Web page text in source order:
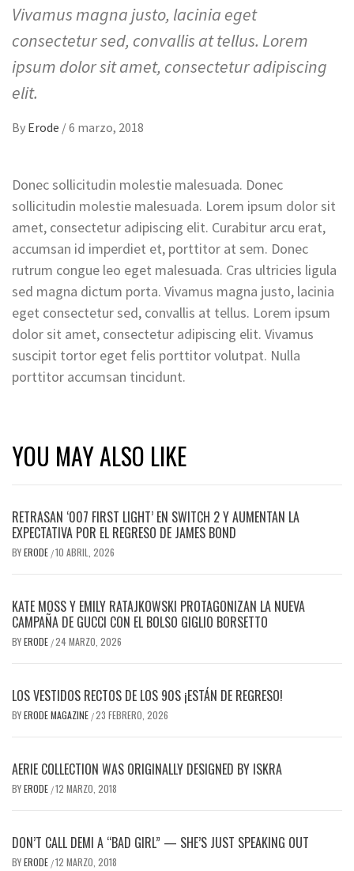
Vivamus magna justo, lacinia eget
consectetur sed, convallis at tellus. Lorem
ipsum dolor sit amet, consectetur adipiscing
elit.
By Erode /6 marzo, 2018
Donec sollicitudin molestie malesuada. Donec
sollicitudin molestie malesuada. Lorem ipsum dolor sit
amet, consectetur adipiscing elit. Curabitur arcu erat,
accumsan id imperdiet et, porttitor at sem. Donec
rutrum congue leo eget malesuada. Cras ultricies ligula
sed magna dictum porta. Vivamus magna justo, lacinia
eget consectetur sed, convallis at tellus. Lorem ipsum
dolor sit amet, consectetur adipiscing elit. Vivamus
suscipit tortor eget felis porttitor volutpat. Nulla
porttitor accumsan tincidunt.
YOU MAY ALSO LIKE
RETRASAN ‘007 FIRST LIGHT’ EN SWITCH 2 Y AUMENTAN LA
EXPECTATIVA POR EL REGRESO DE JAMES BOND
BYERODE /10 ABRIL, 2026
KATE MOSS Y EMILY RATAJKOWSKI PROTAGONIZAN LA NUEVA
CAMPAÑA DE GUCCI CON EL BOLSO GIGLIO BORSETTO
BYERODE /24 MARZO, 2026
LOS VESTIDOS RECTOS DE LOS 90S ¡ESTÁN DE REGRESO!
BYERODE MAGAZINE /23 FEBRERO, 2026
AERIE COLLECTION WAS ORIGINALLY DESIGNED BY ISKRA
BYERODE /12 MARZO, 2018
DON’T CALL DEMI A “BAD GIRL” — SHE’S JUST SPEAKING OUT
BYERODE /12 MARZO, 2018